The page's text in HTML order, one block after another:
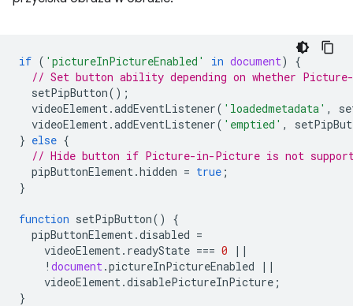
if ( 'pictureInPictureEnabled' in document)
{
// Set button ability depending on whether
setPipButton();
videoElement.addEventListener( 'loadedmetadata' ,
videoElement.addEventListener( 'emptied' ,
} else {
// Hide button if Picture-in-Picture is not
pipButtonElement.hidden = true ;
}
function setPipButton()
{
pipButtonElement.disabled =
videoElement. readyState === 0
||
! document.pictureInPictureEnabled
||
videoElement.disablePictureInPicture ;
}